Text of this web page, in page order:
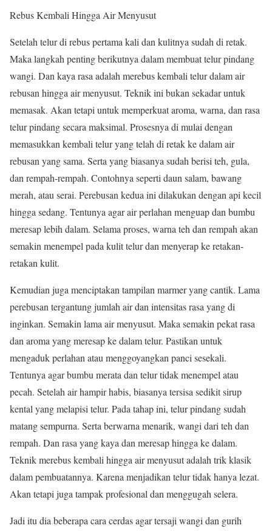
Rebus Kembali Hingga Air Menyusut
Setelah telur di rebus pertama kali dan kulitnya sudah di retak.
Maka langkah penting berikutnya dalam membuat telur pindang
wangi. Dan kaya rasa adalah merebus kembali telur dalam air
rebusan hingga air menyusut. Teknik ini bukan sekadar untuk
memasak. Akan tetapi untuk memperkuat aroma, warna, dan rasa
telur pindang secara maksimal. Prosesnya di mulai dengan
memasukkan kembali telur yang telah di retak ke dalam air
rebusan yang sama. Serta yang biasanya sudah berisi teh, gula,
dan rempah-rempah. Contohnya seperti daun salam, bawang
merah, atau serai. Perebusan kedua ini dilakukan dengan api kecil
hingga sedang. Tentunya agar air perlahan menguap dan bumbu
meresap lebih dalam. Selama proses, warna teh dan rempah akan
semakin menempel pada kulit telur dan menyerap ke retakan-
retakan kulit.
Kemudian juga menciptakan tampilan marmer yang cantik. Lama
perebusan tergantung jumlah air dan intensitas rasa yang di
inginkan. Semakin lama air menyusut. Maka semakin pekat rasa
dan aroma yang meresap ke dalam telur. Pastikan untuk
mengaduk perlahan atau menggoyangkan panci sesekali.
Tentunya agar bumbu merata dan telur tidak menempel atau
pecah. Setelah air hampir habis, biasanya tersisa sedikit sirup
kental yang melapisi telur. Pada tahap ini, telur pindang sudah
matang sempurna. Serta berwarna menarik, wangi dari teh dan
rempah. Dan rasa yang kaya dan meresap hingga ke dalam.
Teknik merebus kembali hingga air menyusut adalah trik klasik
dalam pembuatannya. Karena menjadikan telur tidak hanya lezat.
Akan tetapi juga tampak profesional dan menggugah selera.
Jadi itu dia beberapa cara cerdas agar tersaji wangi dan gurih